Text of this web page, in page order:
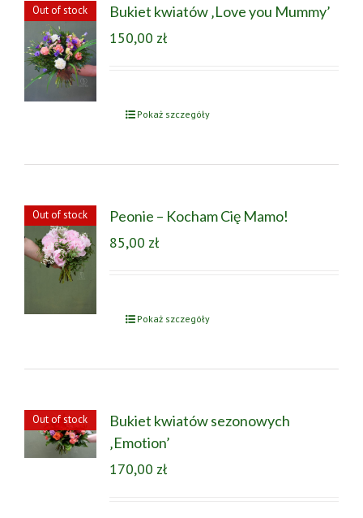
Out of stock Bukiet kwiatów ‚Love you Mummy’
150,00 zł
Pokaż szczegóły
Out of stock Peonie – Kocham Cię Mamo!
85,00 zł
Pokaż szczegóły
Out of stock
Bukiet kwiatów sezonowych
‚Emotion’
170,00 zł